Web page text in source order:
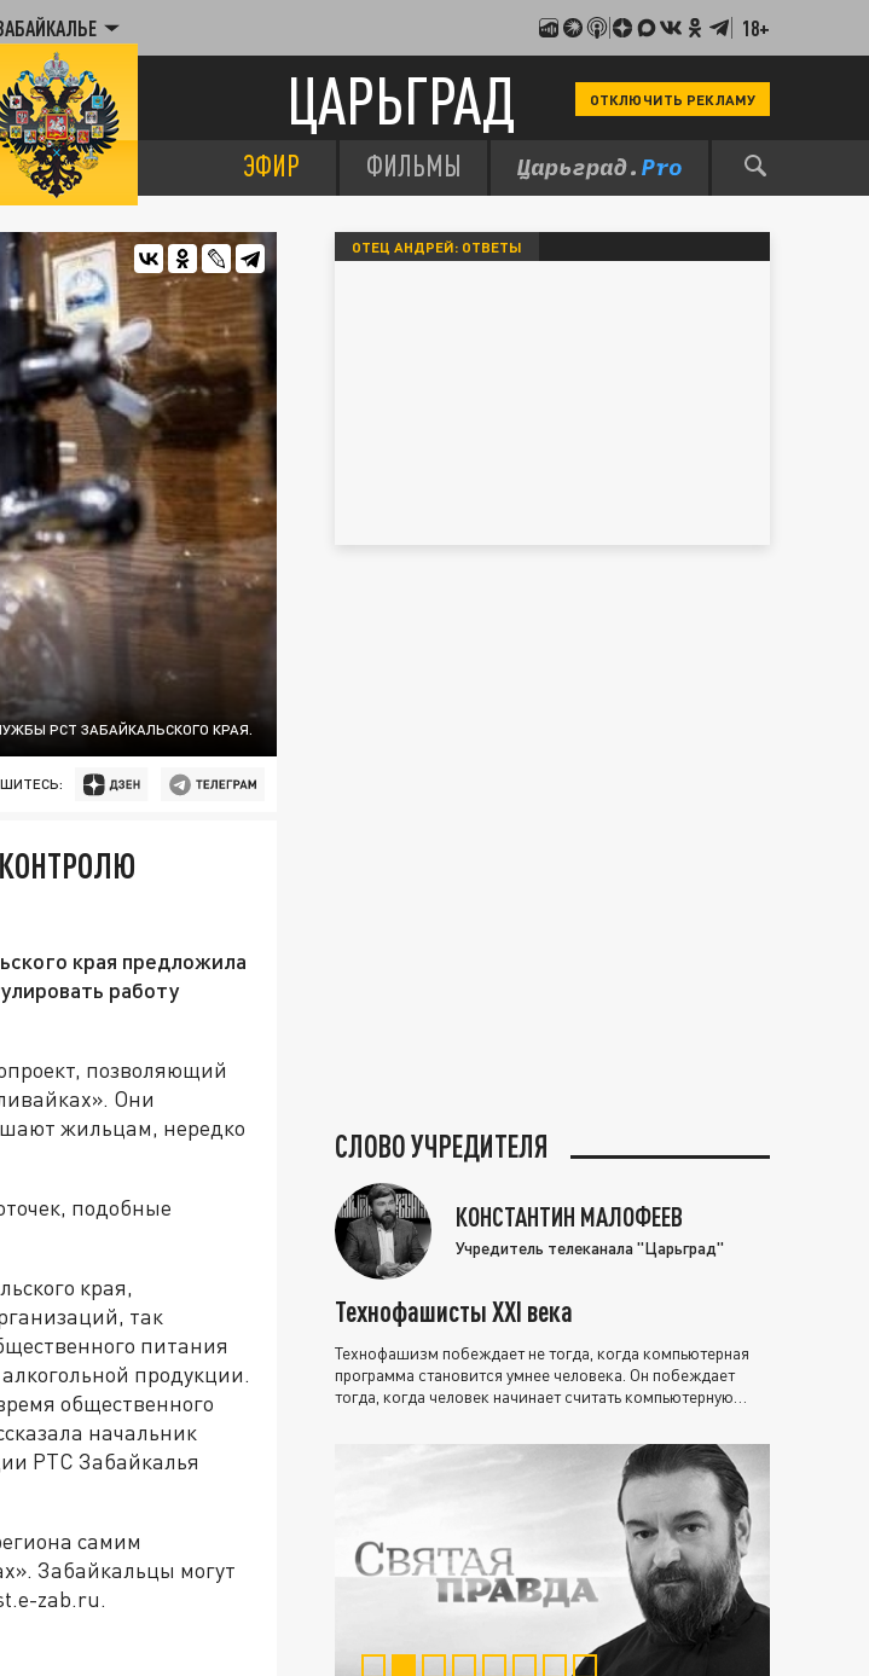
18+
ЦАРЬГРАД ОТКЛЮЧИТЬ РЕКЛАМУ
ЭФИР ФИЛЬМЫ
РСТ ЗАБАЙКАЛЬСКОГО КРАЯ.
края предложила
работу
позволяющий
Они
жильцам, нередко
подобные
края,
так
питания
продукции.
общественного
начальник
РТС Забайкалья
самим
Забайкальцы могут
zab.ru.
ОТЕЦ АНДРЕЙ: ОТВЕТЫ
СЛОВО УЧРЕДИТЕЛЯ
КОНСТАНТИН МАЛОФЕЕВ
Учредитель телеканала "Царьград"
Технофашисты XXI века
Технофашизм побеждает не тогда, когда компьютерная
программа становится умнее человека. Он побеждает
тогда, когда человек начинает считать компьютерную